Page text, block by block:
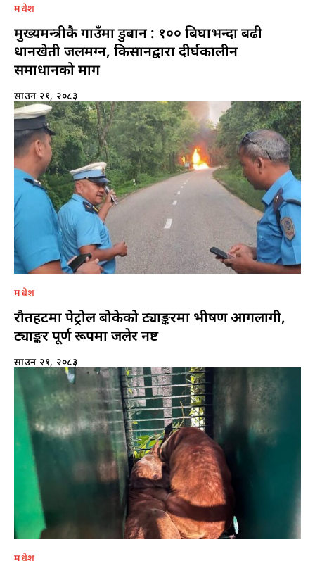
मधेश
मुख्यमन्त्रीकै गाउँमा डुबान : १०० बिघाभन्दा बढी
धानखेती जलमग्न, किसानद्वारा दीर्घकालीन
समाधानको माग
साउन २१, २०८३
मधेश
रौतहटमा पेट्रोल बोकेको ट्याङ्करमा भीषण आगलागी,
ट्याङ्कर पूर्ण रूपमा जलेर नष्ट
साउन २१, २०८३
मधेश